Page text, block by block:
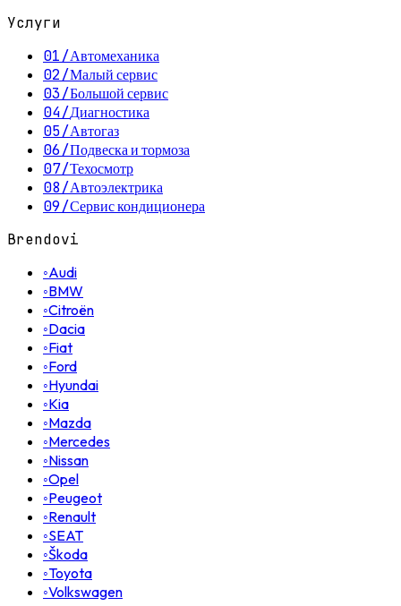
Услуги
01/Автомеханика
02/Малый сервис
03/Большой сервис
04/Диагностика
05/Автогаз
06/Подвеска и тормоза
07/Техосмотр
08/Автоэлектрика
09/Сервис кондиционера
Brendovi
◦Audi
◦BMW
◦Citroën
◦Dacia
◦Fiat
◦Ford
◦Hyundai
◦Kia
◦Mazda
◦Mercedes
◦Nissan
◦Opel
◦Peugeot
◦Renault
◦SEAT
◦Škoda
◦Toyota
◦Volkswagen